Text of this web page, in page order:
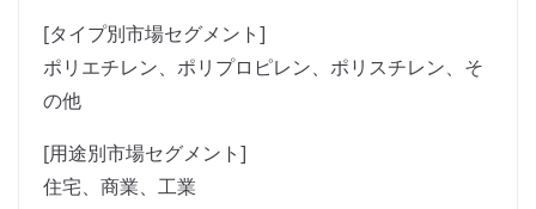
[タイプ別市場セグメント]
ポリエチレン、ポリプロピレン、ポリスチレン、そ
の他
[用途別市場セグメント]
住宅、商業、工業